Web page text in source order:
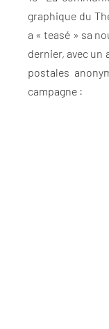
graphique du
a « teasé » sa
dernier, avec un
postales
campagne :